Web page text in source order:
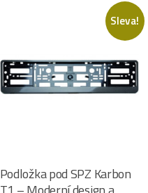
Sleva!
Podložka pod SPZ Karbon